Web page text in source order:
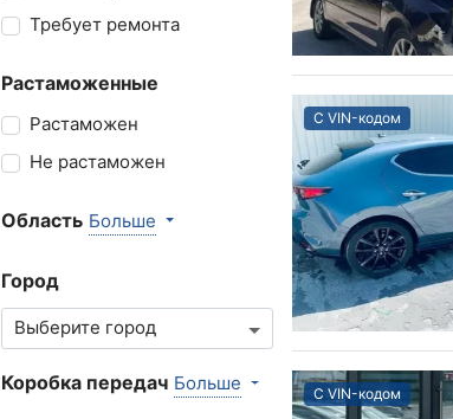
Требует ремонта
Растаможенные
Растаможен
Не растаможен
Область Больше
Город
Коробка передач Больше
С VIN-кодом
С VIN-кодом